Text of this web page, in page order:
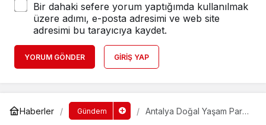
Bir dahaki sefere yorum yaptığımda kullanılmak
üzere adımı, e-posta adresimi ve web site
adresimi bu tarayıcıya kaydet.
YORUM GÖNDER GIRIŞ YAP
Haberler Gündem
Antalya Doğal Yaşam Parkı